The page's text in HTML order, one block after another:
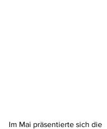
Im Mai präsentierte sich die